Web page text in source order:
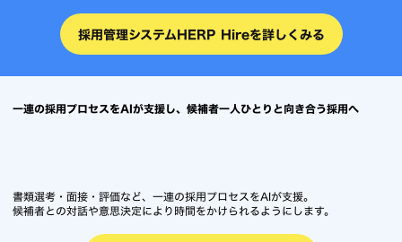
採用管理システムHERP Hireを詳しくみる
一連の採用プロセスをAIが支援し、候補者一人ひとりと向き合う採用へ
書類選考・面接・評価など、一連の採用プロセスをAIが支援。
候補者との対話や意思決定により時間をかけられるようにします。